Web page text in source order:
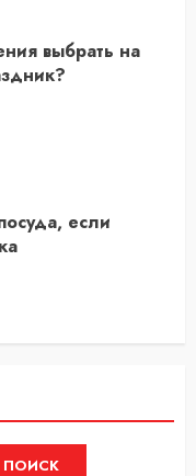
выбрать на
если
ПОИСК